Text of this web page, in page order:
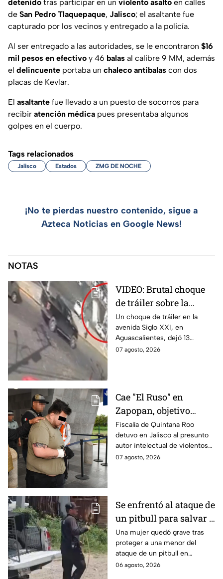
detenido tras participar en un violento asalto en calles
de San Pedro Tlaquepaque, Jalisco; el asaltante fue
capturado por los vecinos y entregado a la policía.
Al ser entregado a las autoridades, se le encontraron $16
mil pesos en efectivo y 46 balas al calibre 9 MM, además
el delincuente portaba un chaleco antibalas con dos
placas de Kevlar.
El asaltante fue llevado a un puesto de socorros para
recibir atención médica pues presentaba algunos
golpes en el cuerpo.
Tags relacionados
Jalisco Estados ZMG DE NOCHE
¡No te pierdas nuestro contenido, sigue a
Azteca Noticias en Google News!
NOTAS
VIDEO: Brutal choque
de tráiler sobre la
avenida Siglo XXI en
Aguascalientes deja
varios heridos y
destrozos
Un choque de tráiler en la
avenida Siglo XXI, en
Aguascalientes, dejó 13
heridos y varios vehículos
07 agosto, 2026
Cae "El Ruso" en
Zapopan, objetivo
prioritario en Playa del
Carmen
Fiscalía de Quintana Roo
detuvo en Jalisco al presunto
autor intelectual de violentos
ataques en fraccionamientos
07 agosto, 2026
Se enfrentó al ataque de
un pitbull para salvar a
una menor; hoy lucha
por su vida en Zapopan
Una mujer quedó grave tras
proteger a una menor del
ataque de un pitbull en
Zapopan; la víctima sufrió
06 agosto, 2026